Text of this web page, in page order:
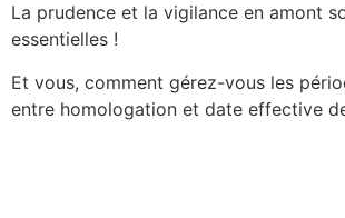
La prudence et la vigilance en amont
essentielles !
Et vous, comment gérez-vous les
entre homologation et date effective